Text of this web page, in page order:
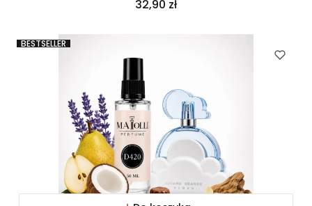
Cena
32,90 zł
BESTSELLER